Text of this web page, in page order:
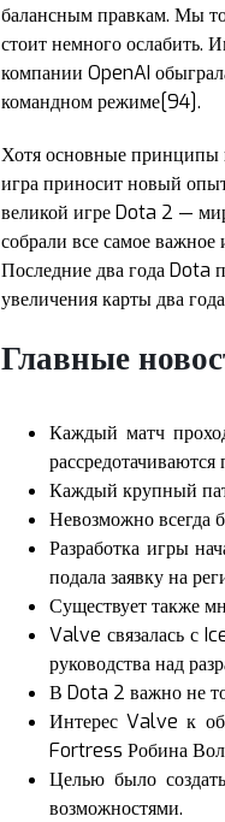
балансным правкам. Мы
стоит немного ослабить.
компании OpenAI
командном режиме[94].
Хотя основные принципы
игра приносит новый
великой игре Dota 2 —
собрали все самое
Последние два года Dota
увеличения карты два
Главные
Каждый матч
Каждый крупный
Невозможно всегда
Разработка игры
подала заявку на
Существует также
Valve связалась с
руководства над
В Dota 2 важно не
Интерес Valve к
Fortress Робина
Целью было
возможностями.